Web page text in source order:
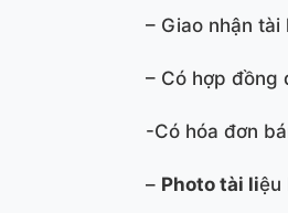
– Giao nhận
– Có hợp đồng
-Có hóa đơn
– Photo tài liệu